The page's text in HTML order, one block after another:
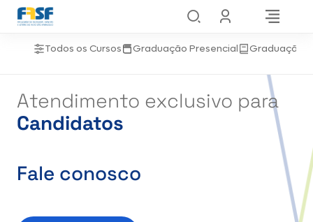
Todos os Cursos Graduação Presencial Graduação
Atendimento exclusivo para
Candidatos
Fale conosco